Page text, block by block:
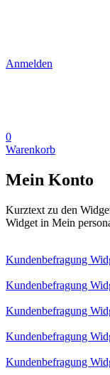
Anmelden
0
Warenkorb
Mein Konto
Kurztext zu den
Widget in Mein
Kundenbefragung
Kundenbefragung
Kundenbefragung
Kundenbefragung
Kundenbefragung